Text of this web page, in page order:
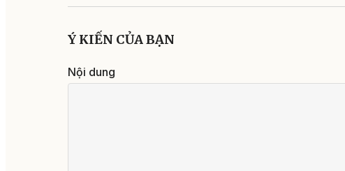
Ý KIẾN CỦA BẠN
Nội dung